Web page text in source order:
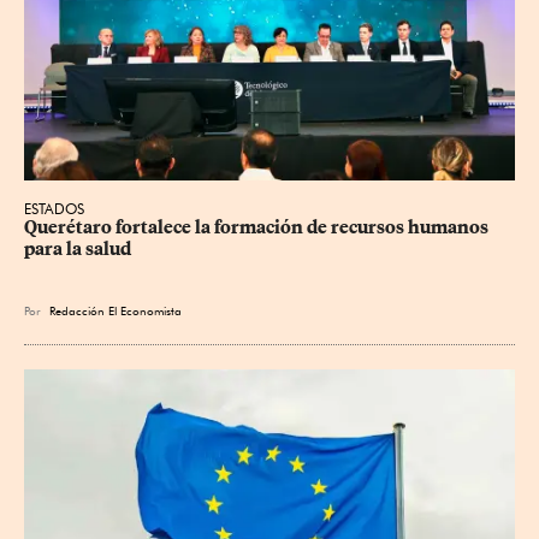
ESTADOS
Querétaro fortalece la formación de recursos humanos
para la salud
Por Redacción El Economista